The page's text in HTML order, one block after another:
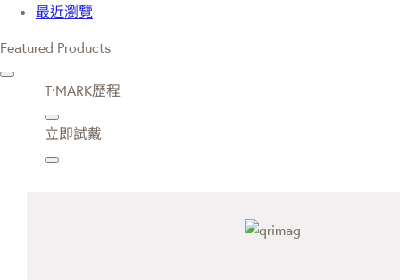
最近瀏覽
Featured Products
T·MARK歷程
立即試戴